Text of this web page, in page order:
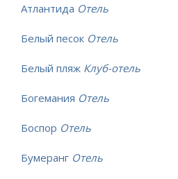
Атлантида Отель
Белый песок Отель
Белый пляж Клуб-отель
Богемания Отель
Боспор Отель
Бумеранг Отель